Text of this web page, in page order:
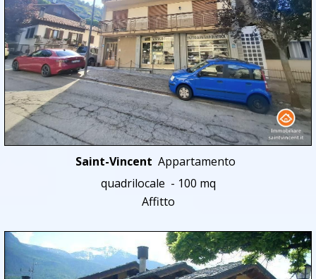
Saint-Vincent Appartamento
quadrilocale - 100 mq
Affitto